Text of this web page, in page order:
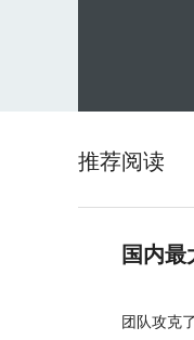
推荐阅读
国内
团队攻克